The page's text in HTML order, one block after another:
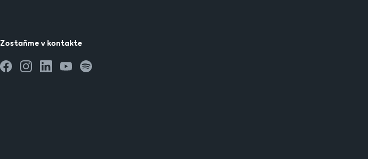
Zostaňme v kontakte